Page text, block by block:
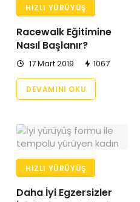
HIZLI YÜRÜYÜŞ
Racewalk Eğitimine
Nasıl Başlanır?
17 Mart 2019 1067
DEVAMINI OKU
HIZLI YÜRÜYÜŞ
Daha İyi Egzersizler